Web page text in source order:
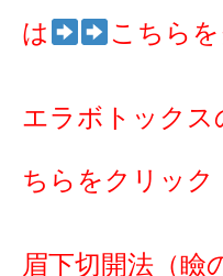
は こちら
エラボトックス
ちらをクリック
眉下切開法（瞼